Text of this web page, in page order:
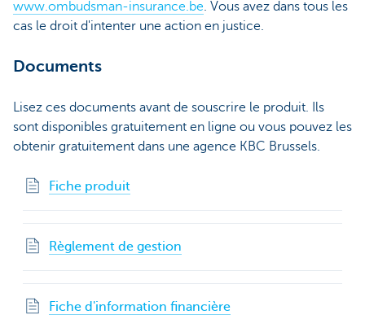
www.ombudsman-insurance.be. Vous avez dans tous les
cas le droit d'intenter une action en justice.
Documents
Lisez ces documents avant de souscrire le produit. Ils
sont disponibles gratuitement en ligne ou vous pouvez les
obtenir gratuitement dans une agence KBC Brussels.
Fiche produit
Règlement de gestion
Fiche d'information financière